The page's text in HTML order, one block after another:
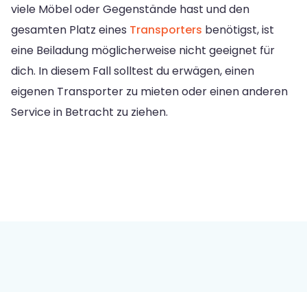
viele Möbel oder Gegenstände hast und den
gesamten Platz eines Transporters benötigst, ist
eine Beiladung möglicherweise nicht geeignet für
dich. In diesem Fall solltest du erwägen, einen
eigenen Transporter zu mieten oder einen anderen
Service in Betracht zu ziehen.